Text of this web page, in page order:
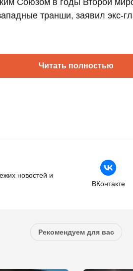
транши, заявил экс-
Читать полностью
новостей и
ВКонтакте
Рекомендуем для вас